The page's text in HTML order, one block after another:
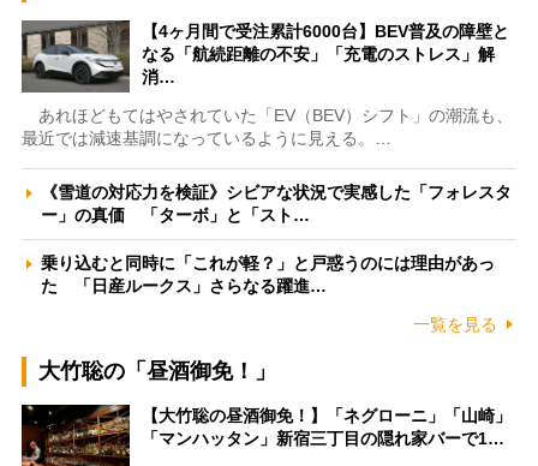
【4ヶ月間で受注累計6000台】BEV普及の障壁と
なる「航続距離の不安」「充電のストレス」解
消…
あれほどもてはやされていた「EV（BEV）シフト」の潮流も、
最近では減速基調になっているように見える。…
《雪道の対応力を検証》シビアな状況で実感した「フォレスタ
ー」の真価 「ターボ」と「スト…
乗り込むと同時に「これが軽？」と戸惑うのには理由があっ
た 「日産ルークス」さらなる躍進…
一覧を見る
大竹聡の「昼酒御免！」
【大竹聡の昼酒御免！】「ネグローニ」「山崎」
「マンハッタン」新宿三丁目の隠れ家バーで1…